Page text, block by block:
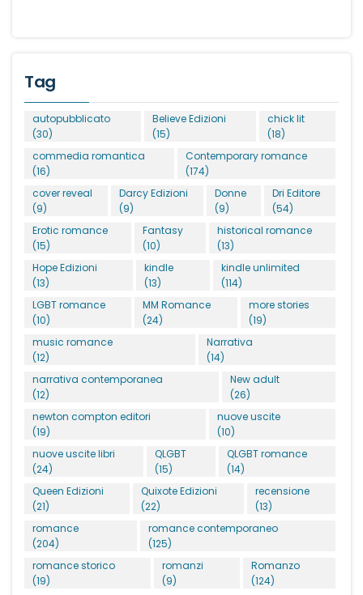
Tag
autopubblicato
(30)
Believe Edizioni
(15)
chick lit
(18)
commedia romantica
(16)
Contemporary romance
(174)
cover reveal
(9)
Darcy Edizioni
(9)
Donne
(9)
Dri Editore
(54)
Erotic romance
(15)
Fantasy
(10)
historical romance
(13)
Hope Edizioni
(13)
kindle
(13)
kindle unlimited
(114)
LGBT romance
(10)
MM Romance
(24)
more stories
(19)
music romance
(12)
Narrativa
(14)
narrativa contemporanea
(12)
New adult
(26)
newton compton editori
(19)
nuove uscite
(10)
nuove uscite libri
(24)
QLGBT
(15)
QLGBT romance
(14)
Queen Edizioni
(21)
Quixote Edizioni
(22)
recensione
(13)
romance
(204)
romance contemporaneo
(125)
romance storico
(19)
romanzi
(9)
Romanzo
(124)